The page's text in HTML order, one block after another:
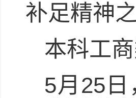
补足精神
本科工
5月25